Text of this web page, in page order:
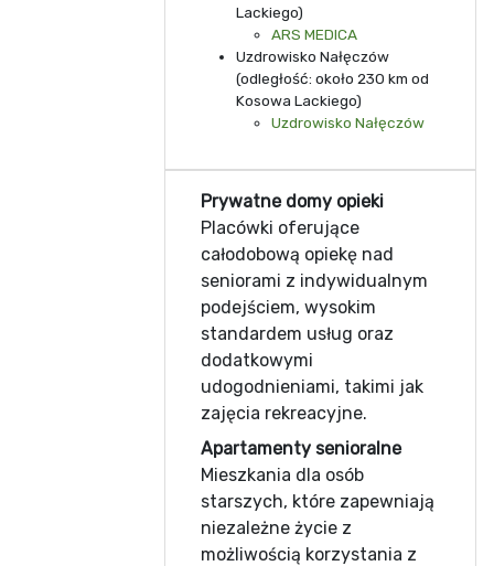
Lackiego)
ARS MEDICA
Uzdrowisko Nałęczów
(odległość: około 230 km od
Kosowa Lackiego)
Uzdrowisko Nałęczów
Prywatne domy opieki
Placówki oferujące
całodobową opiekę nad
seniorami z indywidualnym
podejściem, wysokim
standardem usług oraz
dodatkowymi
udogodnieniami, takimi jak
zajęcia rekreacyjne.
Apartamenty senioralne
Mieszkania dla osób
starszych, które zapewniają
niezależne życie z
możliwością korzystania z